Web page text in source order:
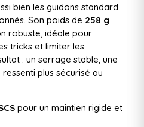
bien les guidons standard
Son poids de 258 g
robuste, idéale pour
tricks et limiter les
: un serrage stable, une
plus sécurisé au
pour un maintien rigide et